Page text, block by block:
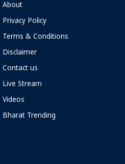
About
Privacy Policy
Terms & Conditions
Disclaimer
Contact us
Live Stream
Videos
Bharat Trending